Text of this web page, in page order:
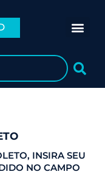
INSIRA SEU
NO CAMPO